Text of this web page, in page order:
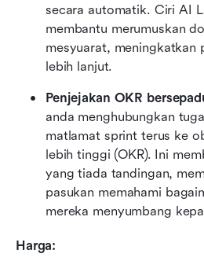
secara automatik. Ciri AI
membantu merumuskan
mesyuarat, meningkatkan
lebih lanjut.
Penjejakan OKR
anda menghubungkan
matlamat sprint terus ke
lebih tinggi (OKR). Ini
yang tiada tandingan,
pasukan memahami
mereka menyumbang
Harga: